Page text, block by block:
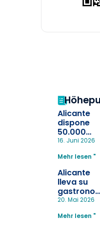
Alicante
dispone
50.000
pulseras
la
pérdida
en las
playas y
realiza con
simulacro
16. Juni 2026
Mehr lesen "
Alicante
lleva su
a Madrid
reforzar el
20. Mai 2026
Mehr lesen "